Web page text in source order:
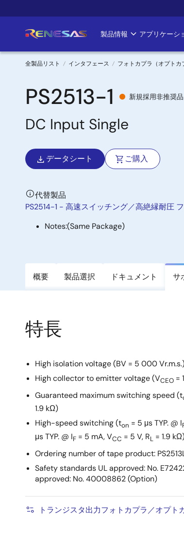
イ
ン
Main
製品情報 アプリケーシ
パ
ン
く
ず
全製品リスト インタフェース フォトカプラ（オプトカ
PS2513-1 新規採用非推奨品
DC Input Single
データシート ご購入
代替製品
PS2514-1 - 高速スイッチング／高絶縁耐圧
Notes:(Same Package)
概要 製品選択 ドキュメント サ
特長
High isolation voltage (BV = 5 000
High collector to emitter voltage (VCEO =
Guaranteed maximum switching speed (t
1.9 kΩ)
High-speed switching (ton = 5 μs TYP. @ I
μs TYP. @ IF = 5 mA, VCC = 5 V, RL = 1.9
Ordering number of tape product:
Safety standards UL approved: No.
approved: No. 40008862 (Option)
トランジスタ出力フォトカプラ／オプト